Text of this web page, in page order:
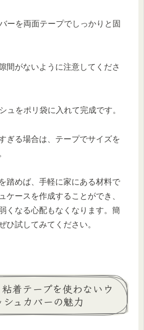
ーを両面テープでしっかりと固
間がないように注意してくださ
ュをポリ袋に入れて完成です。
ぎる場合は、テープでサイズを
踏めば、手軽に家にある材料で
ケースを作成することができ、
くなる心配もなくなります。簡
ひ試してみてください。
着テープを使わないウ
シュカバーの魅力